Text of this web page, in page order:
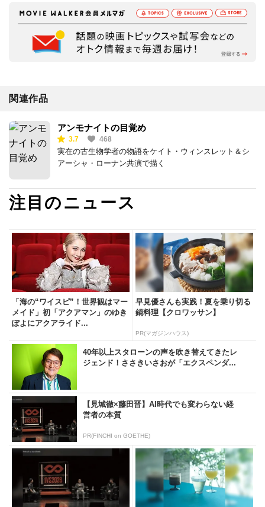
関連作品
アンモナイトの目覚め
3.7 468
実在の古生物学者の物語をケイト・ウィンスレット＆シ
アーシャ・ローナン共演で描く
注目のニュース
「海の“ワイスピ”！世界観はマー
メイド」初「アクアマン」のゆき
ぽよにアクアライド...
早見優さんも実践！夏を乗り切る
鍋料理【クロワッサン】
PR(マガジンハウス)
40年以上スタローンの声を吹き替えてきたレ
ジェンド！ささきいさおが「エクスペンダ...
【見城徹×藤田晋】AI時代でも変わらない経
営者の本質
PR(FINCHI on GOETHE)